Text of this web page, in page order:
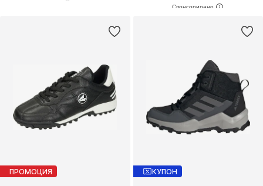
ПРОМОЦИЯ КУПОН